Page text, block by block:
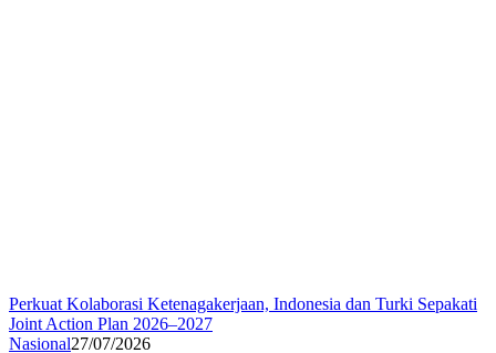
Perkuat Kolaborasi Ketenagakerjaan, Indonesia dan Turki Sepakati
Joint Action Plan 2026–2027
Nasional27/07/2026